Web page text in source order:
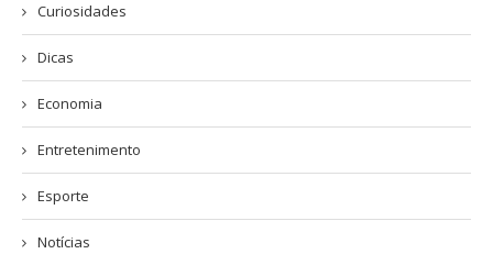
Curiosidades
Dicas
Economia
Entretenimento
Esporte
Notícias